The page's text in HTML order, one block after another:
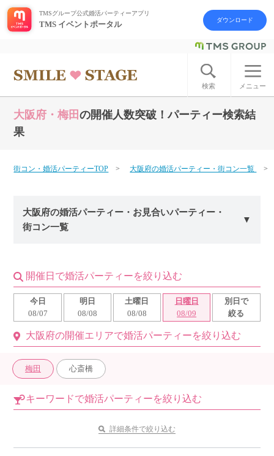
ログイン アカウント登録
はじめての方へ
よくあるご質問
お問い合わせ
利用規約
個人情報保護方針launch
子どもの安全基準に関するポリシーlaunch
運営会社 launch
TMSグループ公式婚活パーティーアプリ
TMS イベントポータル ダウンロード
検索 メニュー
大阪府・梅田の開催人数突破！パーティー検索結
果
街コン・婚活パーティーTOP 大阪府の婚活パーティー・街コン一覧
大阪府の婚活パーティー・お見合いパーティー・
街コン一覧
開催日で婚活パーティーを絞り込む
今日
08/07
明日
08/08
土曜日
08/08
日曜日
08/09
別日で
絞る
大阪府の開催エリアで婚活パーティーを絞り込む
梅田 心斎橋
キーワードで婚活パーティーを絞り込む
詳細条件で絞り込む